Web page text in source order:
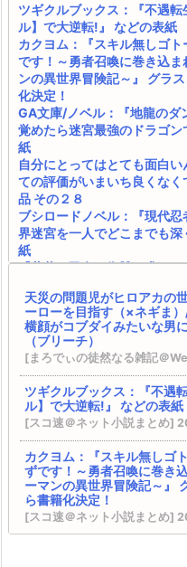
ツギクルブックス：『不遇転
ル】で大逆転!』 などの表紙
カクヨム：『スキル無しゴ
です！～勇者召喚に巻き込
ンの異世界冒険記～』 グラ
化決定！
GA文庫/ノベル：『地龍のダ
覚めたら迷宮最強のドラゴ
紙
自分にとってはとても面白
ての評価がいまいち良くな
品 その２８
ブシロードノベル：『現代
界迷宮を一人でどこまでも深
紙
『薄暮の乙女は復讐を求め
Ｋは、元日本人転生者の英雄
で生きる事にした ～授かっ
強の剣は作れない～』
電撃文庫：『落ちぶれ天才令
様を救ったらキスをせがまれ
表紙
カクヨム：『終末世界の帰
戻ったら人類と悪魔が戦争
世界で勇者になれなかった俺
に生きたいと思います～』
SQEXノベル：『天才魔法
境領主になったら、こうなり
紙
天災の問題児がヒロアカの
ーローを目指す（×ネギま
横顔がコブダイみたいな男
（ブリーチ）
[まろでぃの徒然なる雑記＠
ツギクルブックス：『不遇
ル】で大逆転!』 などの表紙
[スコ速＠ネット小説まとめ]
カクヨム：『スキル無しゴ
ずです！～勇者召喚に巻き
ーマンの異世界冒険記～』
ら書籍化決定！
[スコ速＠ネット小説まとめ]